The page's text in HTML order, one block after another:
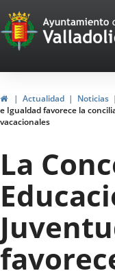
Portal
Web
del
de
Valladolid
InicioActualidad Noticias
e Igualdad favorece la
vacacionales
La